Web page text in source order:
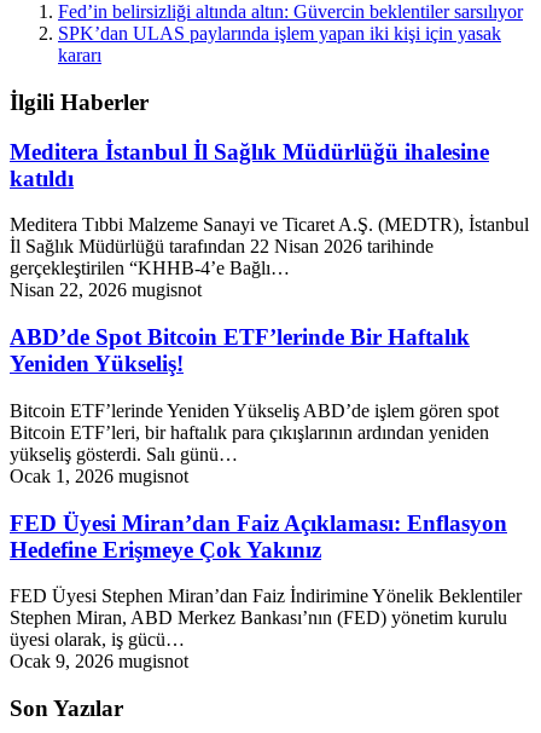
Fed’in belirsizliği altında altın: Güvercin beklentiler sarsılıyor
SPK’dan ULAS paylarında işlem yapan iki kişi için yasak
kararı
İlgili Haberler
Meditera İstanbul İl Sağlık Müdürlüğü ihalesine
katıldı
Meditera Tıbbi Malzeme Sanayi ve Ticaret A.Ş. (MEDTR), İstanbul
İl Sağlık Müdürlüğü tarafından 22 Nisan 2026 tarihinde
gerçekleştirilen “KHHB-4’e Bağlı…
Nisan 22, 2026 mugisnot
ABD’de Spot Bitcoin ETF’lerinde Bir Haftalık
Yeniden Yükseliş!
Bitcoin ETF’lerinde Yeniden Yükseliş ABD’de işlem gören spot
Bitcoin ETF’leri, bir haftalık para çıkışlarının ardından yeniden
yükseliş gösterdi. Salı günü…
Ocak 1, 2026 mugisnot
FED Üyesi Miran’dan Faiz Açıklaması: Enflasyon
Hedefine Erişmeye Çok Yakınız
FED Üyesi Stephen Miran’dan Faiz İndirimine Yönelik Beklentiler
Stephen Miran, ABD Merkez Bankası’nın (FED) yönetim kurulu
üyesi olarak, iş gücü…
Ocak 9, 2026 mugisnot
Son Yazılar